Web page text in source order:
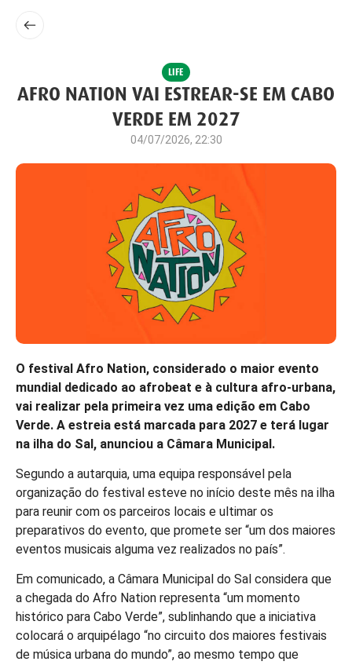
LIFE
AFRO NATION VAI ESTREAR-SE EM CABO
VERDE EM 2027
04/07/2026, 22:30
O festival Afro Nation, considerado o maior evento
mundial dedicado ao afrobeat e à cultura afro-urbana,
vai realizar pela primeira vez uma edição em Cabo
Verde. A estreia está marcada para 2027 e terá lugar
na ilha do Sal, anunciou a Câmara Municipal.
Segundo a autarquia, uma equipa responsável pela
organização do festival esteve no início deste mês na ilha
para reunir com os parceiros locais e ultimar os
preparativos do evento, que promete ser “um dos maiores
eventos musicais alguma vez realizados no país”.
Em comunicado, a Câmara Municipal do Sal considera que
a chegada do Afro Nation representa “um momento
histórico para Cabo Verde”, sublinhando que a iniciativa
colocará o arquipélago “no circuito dos maiores festivais
de música urbana do mundo”, ao mesmo tempo que